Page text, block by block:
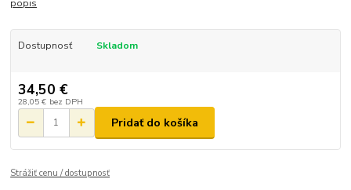
popis
Dostupnosť Skladom
34,50 €
28,05 € bez DPH
Pridať do košíka
Strážiť cenu / dostupnosť